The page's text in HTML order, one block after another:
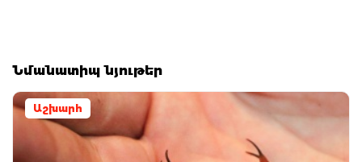
Նմանատիպ նյութեր
Աշխարհ